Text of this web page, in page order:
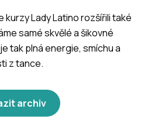
kurzy Lady Latino rozšířili také
samé skvělé a šikovné
tak plná energie, smíchu a
z tance.
archiv